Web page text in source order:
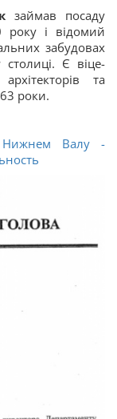
займав посаду
року і відомий
забудовах
Є віце-
та
роки.
Нижнем Валу -